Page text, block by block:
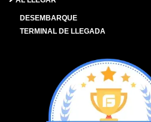
DESEMBARQUE
TERMINAL DE LLEGADA